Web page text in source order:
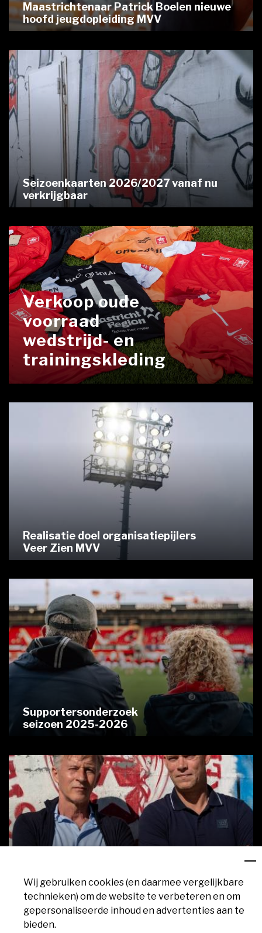
Wij gebruiken cookies (en daarmee vergelijkbare
technieken) om de website te verbeteren en om
gepersonaliseerde inhoud en advertenties aan te
bieden.
Maastrichtenaar Patrick Boelen nieuwe
hoofd jeugdopleiding MVV
Seizoenkaarten 2026/2027 vanaf nu
verkrijgbaar
Verkoop oude
voorraad
wedstrijd- en
trainingskleding
Realisatie doel organisatiepijlers
Veer Zien MVV
Supportersonderzoek
seizoen 2025-2026
Andries Jonker terug bij MVV, Kevin
Hofland assistent